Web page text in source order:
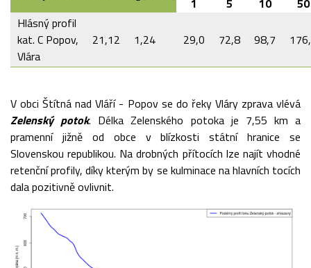
1
5 10
50
Hlásný profil
kat. C Popov,
Vlára
21,12 1,24 29,0 72,8 98,7
V obci Štítná nad Vláří - Popov se do řeky Vláry zprava vlévá
Zelenský potok. Délka Zelenského potoka je 7,55 km a
pramenní jižně od obce v blízkosti státní hranice se
Slovenskou republikou. Na drobných přítocích lze najít vhodné
retenční profily, díky kterým by se kulminace na hlavních tocích
dala pozitivně ovlivnit.